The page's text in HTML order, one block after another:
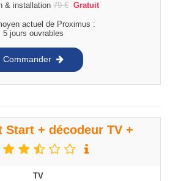
& installation 79€ Gratuit
actuel de Proximus :
5 jours ouvrables
Commander
Start + décodeur TV +
TV